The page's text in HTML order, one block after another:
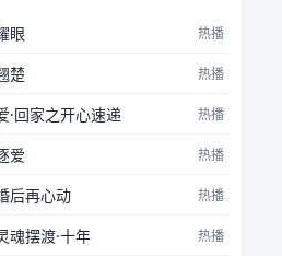
眼 热播
楚 热播
·回家之开心速递 热播
爱 热播
后再心动 热播
魂摆渡·十年 热播